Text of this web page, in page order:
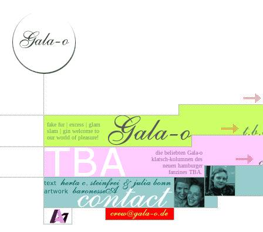
fake fur | excess | glam
slam | gin welcome to
our world of pleasure!
die beliebten Gala-o
klatsch-kolumnen des
neuen hamburger
fanzines TBA.